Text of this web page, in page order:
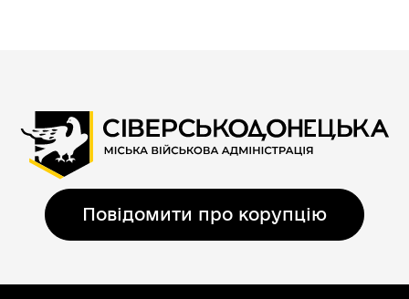
Повідомити про корупцію